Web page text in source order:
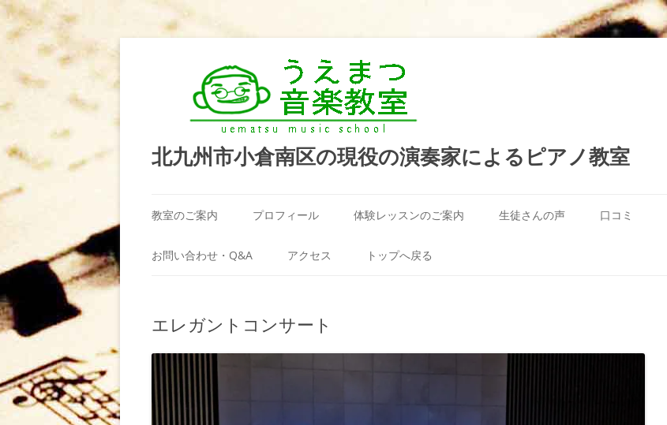
北九州市小倉南区の現役の演奏家によるピアノ教室
ン
テ
教室のご案内
うえまつ音楽教室が選ばれる理由
プロフィール 体験レッスンのご案内 生徒さんの声 口コミ
お問い合わせ・Q&A アクセス トップへ戻る
エレガントコンサート